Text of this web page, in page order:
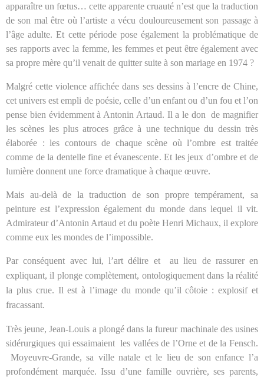
apparaître un fœtus… cette apparente cruauté n’est que la traduction
de son mal être où l’artiste a vécu douloureusement son passage à
l’âge adulte. Et cette période pose également la problématique de
ses rapports avec la femme, les femmes et peut être également avec
sa propre mère qu’il venait de quitter suite à son mariage en 1974 ?
Malgré cette violence affichée dans ses dessins à l’encre de Chine,
cet univers est empli de poésie, celle d’un enfant ou d’un fou et l’on
pense bien évidemment à Antonin Artaud. Il a le don
de magnifier
les scènes les plus atroces grâce à une technique du dessin très
élaborée : les contours de chaque scène où l’ombre est traitée
comme de la dentelle fine et évanescente. Et les jeux d’ombre et de
lumière donnent une force dramatique à chaque œuvre.
Mais au-delà de la traduction de son propre tempérament, sa
peinture est l’expression également du monde dans lequel il vit.
Admirateur d’Antonin Artaud et du poète Henri Michaux, il explore
comme eux les mondes de l’impossible.
Par conséquent avec lui, l’art délire et
au lieu de rassurer en
expliquant, il plonge complètement, ontologiquement dans la réalité
la plus crue. Il est à l’image du monde qu’il côtoie : explosif et
fracassant.
Très jeune, Jean-Louis a plongé dans la fureur machinale des usines
sidérurgiques qui essaimaient les vallées de l’Orne et dela Fensch.
Moyeuvre-Grande, sa ville natale et le lieu de son enfance l’a
profondément marquée. Issu d’une famille ouvrière, ses parents,